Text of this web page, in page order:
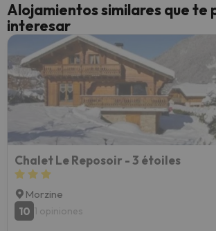
Alojamientos similares que te
interesar
Chalet Le Reposoir - 3 étoiles
Morzine
10 1 opiniones